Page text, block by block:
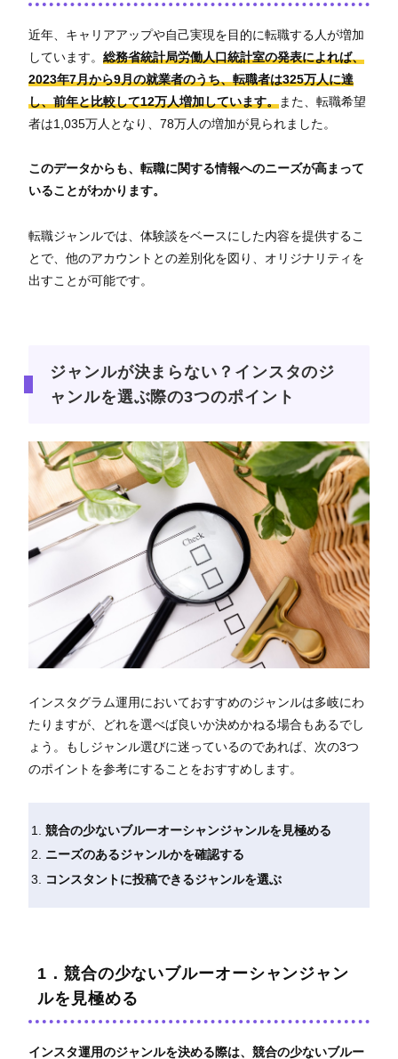
近年、キャリアアップや自己実現を目的に転職する人が増加
しています。 総務省統計局労働人口統計室の発表によれば、
2023年7月から9月の就業者のうち、転職者は325万人に達
し、前年と比較して12万人増加しています。また、転職希望
者は1,035万人となり、78万人の増加が見られました。
このデータからも、転職に関する情報へのニーズが高まって
いることがわかります。
転職ジャンルでは、体験談をベースにした内容を提供するこ
とで、他のアカウントとの差別化を図り、オリジナリティを
出すことが可能です。
ジャンルが決まらない？インスタのジ
ャンルを選ぶ際の3つのポイント
インスタグラム運用においておすすめのジャンルは多岐にわ
たりますが、どれを選べば良いか決めかねる場合もあるでし
ょう。もしジャンル選びに迷っているのであれば、次の3つ
のポイントを参考にすることをおすすめします。
競合の少ないブルーオーシャンジャンルを見極める
ニーズのあるジャンルかを確認する
コンスタントに投稿できるジャンルを選ぶ
1．競合の少ないブルーオーシャンジャン
ルを見極める
インスタ運用のジャンルを決める際は、競合の少ないブルー